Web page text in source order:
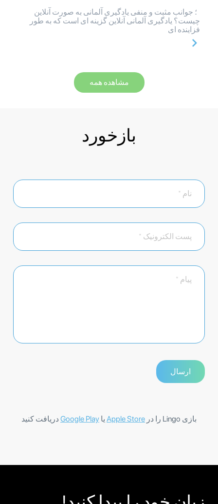
؛ جوانب مثبت و منفی یادگیری آلمانی به صورت آنلاین
چیست؟ یادگیری آلمانی آنلاین گزینه ای است که به طور
فزاینده ای
مشاهده همه
بازخورد
بازی Lingo را در Apple Store یا Google Play دریافت کنید